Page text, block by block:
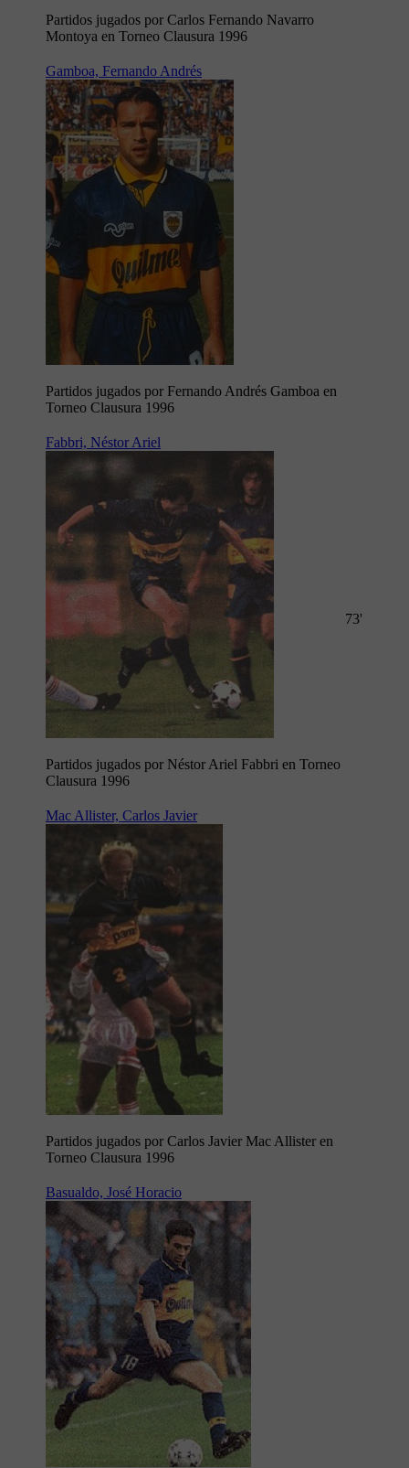
Partidos jugados por Carlos Fernando Navarro
Montoya en Torneo Clausura 1996
Gamboa, Fernando Andrés
Partidos jugados por Fernando Andrés Gamboa en
Torneo Clausura 1996
Fabbri, Néstor Ariel
Partidos jugados por Néstor Ariel Fabbri en Torneo
Clausura 1996
73'
Mac Allister, Carlos Javier
Partidos jugados por Carlos Javier Mac Allister en
Torneo Clausura 1996
Basualdo, José Horacio